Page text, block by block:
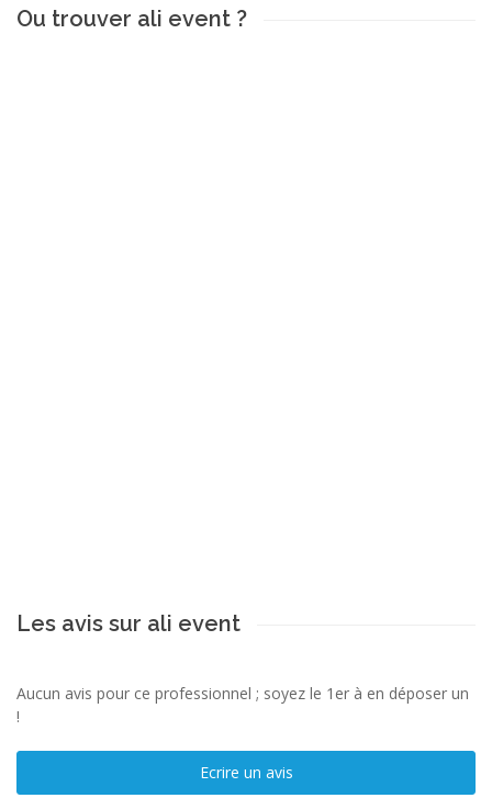
Ou trouver ali event ?
Les avis sur ali event
Aucun avis pour ce professionnel ; soyez le 1er à en déposer un
!
Ecrire un avis